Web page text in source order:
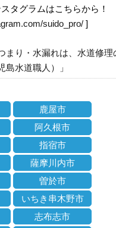
タグラムはこちらから！
suido_pro/ ]
まり・水漏れは、水道修
島水道職人）」
鹿屋市
阿久根市
指宿市
薩摩川内市
曽於市
いちき串木野市
志布志市